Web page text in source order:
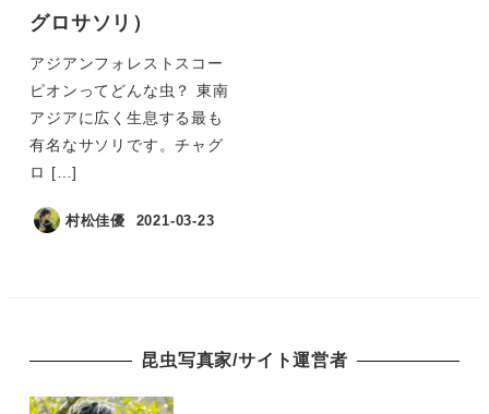
グロサソリ）
アジアンフォレストスコー
ピオンってどんな虫？ 東南
アジアに広く生息する最も
有名なサソリです。チャグ
ロ […]
村松佳優 2021-03-23
昆虫写真家/サイト運営者